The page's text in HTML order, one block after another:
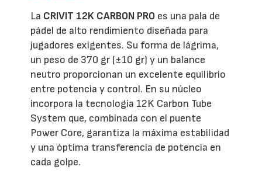
La CRIVIT 12K CARBON PRO es una pala de
pádel de alto rendimiento diseñada para
jugadores exigentes. Su forma de lágrima,
un peso de 370 gr (±10 gr) y un balance
neutro proporcionan un excelente equilibrio
entre potencia y control. En su núcleo
incorpora la tecnología 12K Carbon Tube
System que, combinada con el puente
Power Core, garantiza la máxima estabilidad
y una óptima transferencia de potencia en
cada golpe.